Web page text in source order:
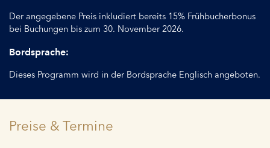
Der angegebene Preis inkludiert bereits 15% Frühbucherbonus
bei Buchungen bis zum 30. November 2026.
Bordsprache:
Dieses Programm wird in der Bordsprache Englisch angeboten.
Preise & Termine